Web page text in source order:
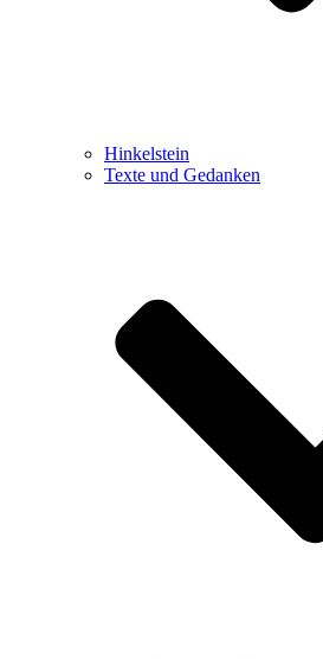
Hinkelstein
Texte und Gedanken